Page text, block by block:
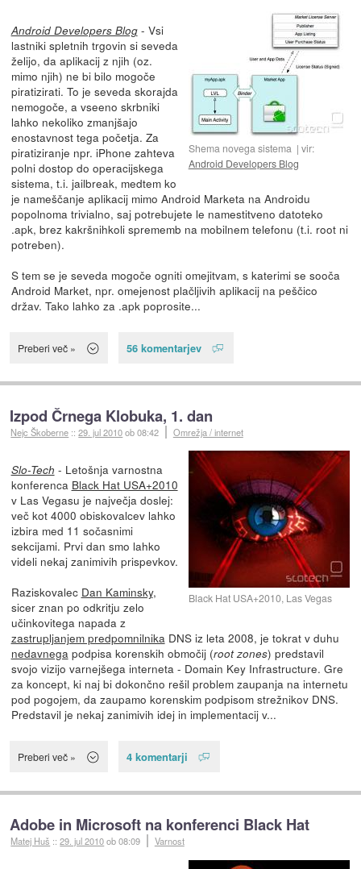
Shema novega sistema
vir:
Android Developers Blog
Android Developers Blog- Vsi
lastniki spletnih trgovin si seveda
želijo, da aplikacij z njih (oz.
mimo njih) ne bi bilo mogoče
piratizirati. To je seveda skorajda
nemogoče, a vseeno skrbniki
lahko nekoliko zmanjšajo
enostavnost tega početja. Za
piratiziranje npr. iPhone zahteva
polni dostop do operacijskega
sistema, t.i. jailbreak, medtem ko
je nameščanje aplikacij mimo Android Marketa na Androidu
popolnoma trivialno, saj potrebujete le namestitveno datoteko
.apk, brez kakršnihkoli sprememb na mobilnem telefonu (t.i. root ni
potreben).
S tem se je seveda mogoče ogniti omejitvam, s katerimi se sooča
Android Market, npr. omejenost plačljivih aplikacij na peščico
držav. Tako lahko za .apk poprosite...
Preberi več » 56 komentarjev
Izpod Črnega Klobuka, 1. dan
Nejc Škoberne ::29. jul 2010ob 08:42 Omrežja / internet
Black Hat USA+2010, Las Vegas
Slo-Tech - Letošnja varnostna
konferenca Black Hat USA+2010
v Las Vegasu je največja doslej:
več kot 4000 obiskovalcev lahko
izbira med 11 sočasnimi
sekcijami. Prvi dan smo lahko
videli nekaj zanimivih prispevkov.
Raziskovalec Dan Kaminsky,
sicer znan po odkritju zelo
učinkovitega napada z
zastrupljanjem predpomnilnika DNS iz leta 2008, je tokrat v duhu
nedavnega podpisa korenskih območij (root zones) predstavil
svojo vizijo varnejšega interneta - Domain Key Infrastructure. Gre
za koncept, ki naj bi dokončno rešil problem zaupanja na internetu
pod pogojem, da zaupamo korenskim podpisom strežnikov DNS.
Predstavil je nekaj zanimivih idej in implementacij v...
Preberi več » 4 komentarji
Adobe in Microsoft na konferenci Black Hat
Matej Huš ::29. jul 2010ob 08:09 Varnost